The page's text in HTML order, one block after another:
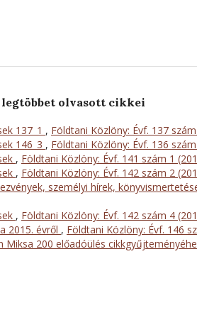
legtöbbet olvasott cikkei
137_1 , Földtani Közlöny: Évf. 137
146_3 , Földtani Közlöny: Évf. 136
, Földtani Közlöny: Évf. 141 szám 1
, Földtani Közlöny: Évf. 142 szám 2
személyi hírek,
, Földtani Közlöny: Évf. 142 szám 4
2015. évről , Földtani Közlöny: Évf. 146
Miksa 200 előadóülés